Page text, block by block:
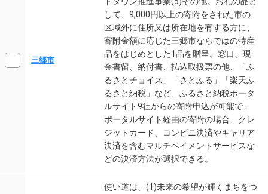
三郷市
して、9,000円以上の寄附をされた市の
区域外に住所又は所在地を有する方に、
寄附金額に応じた三郷市ならではの特産
品をはじめとした1品を贈呈。窓口、現
金書留、納付書、払込取扱票の他、「ふ
るさとチョイス」「さとふる」「楽天ふ
るさと納税」など、ふるさと納税ポータ
ルサイト9社からの寄附申込が可能で、
ポータルサイト経由の寄附の場合、クレ
ジットカード、コンビニ決済やキャリア
決済を含むマルチペイメントサービスな
どの決済方法が選択できる。
使い道は、(1)未来の希望が輝くまちをつ